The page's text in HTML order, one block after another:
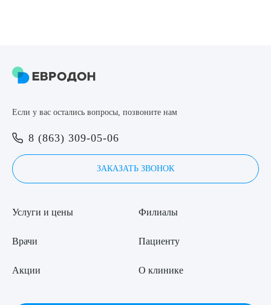
Если у вас остались вопросы, позвоните нам
8 (863) 309-05-06
ЗАКАЗАТЬ ЗВОНОК
Услуги и цены
Врачи
Акции
Филиалы
Пациенту
О клинике